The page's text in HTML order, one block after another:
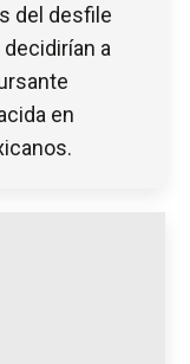
del desfile
a
en